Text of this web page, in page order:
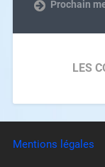
Prochain
LES
Mentions légales